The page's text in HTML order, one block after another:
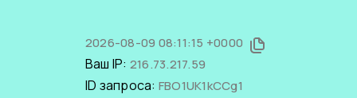
2026-08-09 08:11:15 +0000
Ваш IP: 216.73.217.59
ID запроса: FBO1UK1kCCg1